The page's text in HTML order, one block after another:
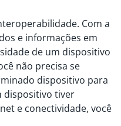
Com a
e informações em
de um dispositivo
não precisa se
dispositivo para
dispositivo tiver
e conectividade, você